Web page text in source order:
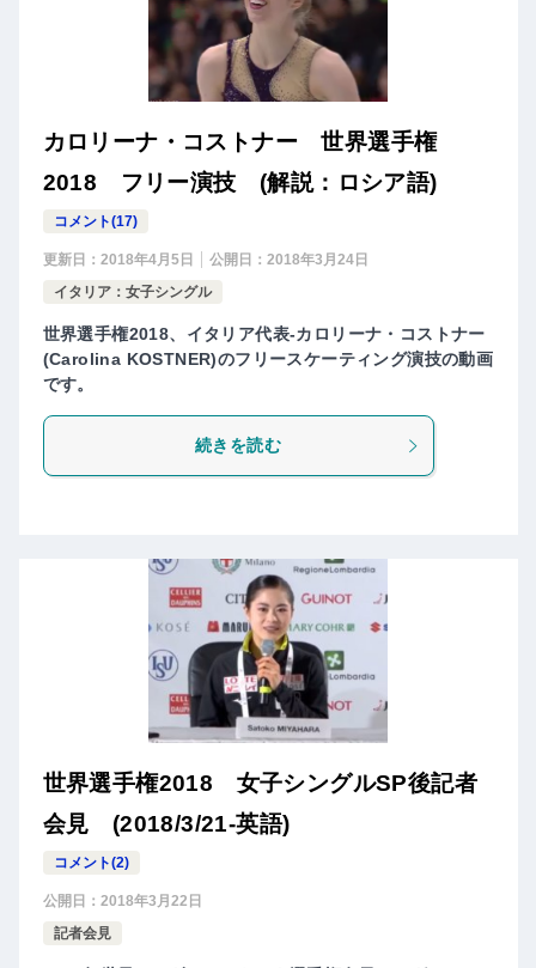
カロリーナ・コストナー 世界選手権
2018 フリー演技 (解説：ロシア語)
コメント(17)
更新日： 2018年4月5日 公開日： 2018年3月24日
イタリア：女子シングル
世界選手権2018、イタリア代表-カロリーナ・コストナー
(Carolina KOSTNER)のフリースケーティング演技の動画
です。
続きを読む
世界選手権2018 女子シングルSP後記者
会見 (2018/3/21-英語)
コメント(2)
公開日： 2018年3月22日
記者会見